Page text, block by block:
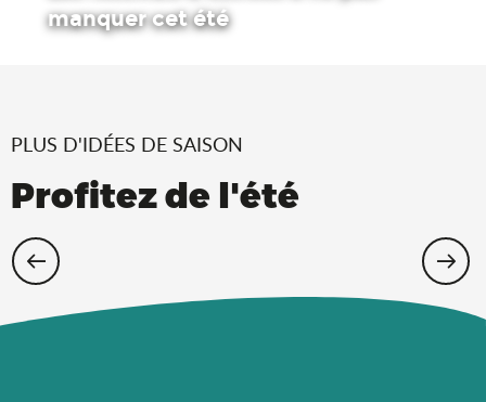
manquer cet été
PLUS D'IDÉES DE SAISON
Profitez de l'été
Cet été, échappez-vous dans l’Ain !